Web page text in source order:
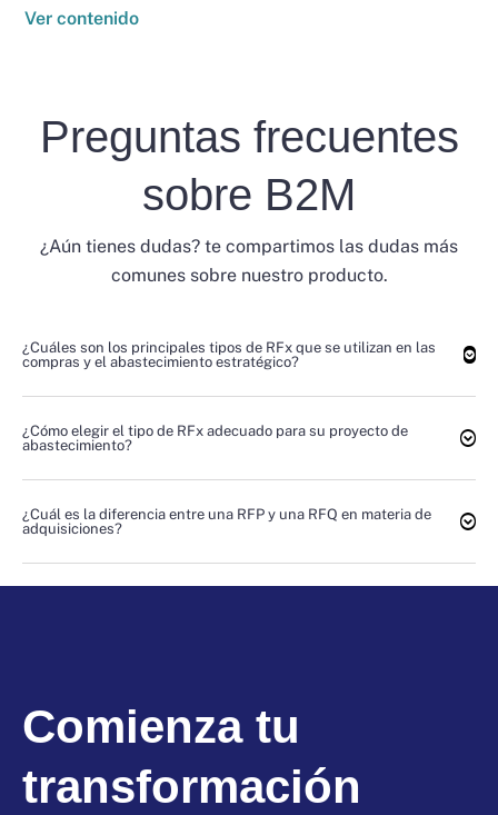
Ver contenido
Preguntas frecuentes
sobre B2M
¿Aún tienes dudas? te compartimos las dudas más
comunes sobre nuestro producto.
¿Cuáles son los principales tipos de RFx que se utilizan en las
compras y el abastecimiento estratégico?
¿Cómo elegir el tipo de RFx adecuado para su proyecto de
abastecimiento?
¿Cuál es la diferencia entre una RFP y una RFQ en materia de
adquisiciones?
Comienza tu
transformación